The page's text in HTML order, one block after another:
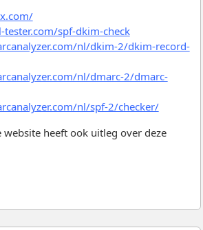
spf-dkim-check
nl/dkim-2/dkim-record-
nl/dmarc-2/dmarc-
nl/spf-2/checker/
website heeft ook uitleg over deze